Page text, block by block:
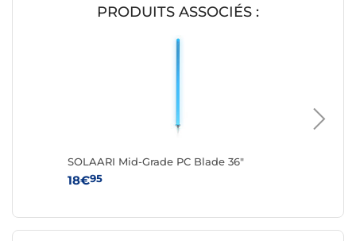
PRODUITS ASSOCIÉS :
SOLAARI Mid-Grade PC Blade 36"
18€95